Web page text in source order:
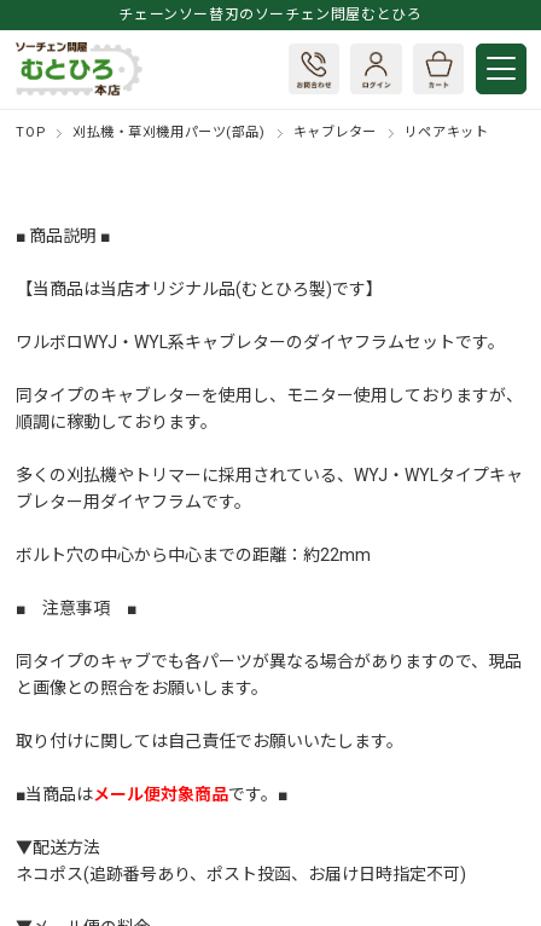
チェーンソー替刃のソーチェン問屋むとひろ
TOP 刈払機・草刈機用パーツ(部品) キャブレター リペアキット
■ 商品説明 ■
【当商品は当店オリジナル品(むとひろ製)です】
ワルボロWYJ・WYL系キャブレターのダイヤフラムセットです。
同タイプのキャブレターを使用し、モニター使用しておりますが、
順調に稼動しております。
多くの刈払機やトリマーに採用されている、WYJ・WYLタイプキャ
ブレター用ダイヤフラムです。
ボルト穴の中心から中心までの距離：約22mm
■ 注意事項 ■
同タイプのキャブでも各パーツが異なる場合がありますので、現品
と画像との照合をお願いします。
取り付けに関しては自己責任でお願いいたします。
■当商品はメール便対象商品です。■
▼配送方法
ネコポス(追跡番号あり、ポスト投函、お届け日時指定不可)